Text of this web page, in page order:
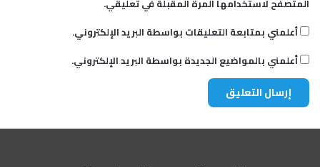
أعلمني بمتابعة التعليقات بواسطة البريد الإلكتروني.
أعلمني بالمواضيع الجديدة بواسطة البريد الإلكتروني.